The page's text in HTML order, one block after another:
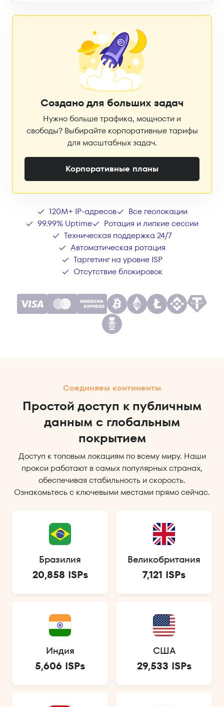
Создано для больших задач
Нужно больше трафика, мощности и
свободы? Выбирайте корпоративные тарифы
для масштабных задач.
Корпоративные планы
120M+ IP-адресов
Все геолокации
99.99% Uptime
Ротация и липкие сессии
Техническая поддержка 24/7
Автоматическая ротация
Таргетинг на уровне ISP
Отсутствие блокировок
Соединяем континенты
Простой доступ к публичным
данным с глобальным
покрытием
Доступ к топовым локациям по всему миру. Наши
прокси работают в самых популярных странах,
обеспечивая стабильность и скорость.
Ознакомьтесь с ключевыми местами прямо сейчас.
Бразилия
20,858 ISPs
Великобритания
7,121 ISPs
Индия
5,606 ISPs
США
29,533 ISPs